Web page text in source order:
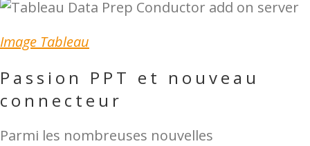
Image Tableau
Passion PPT et nouveau
connecteur
Parmi les nombreuses nouvelles